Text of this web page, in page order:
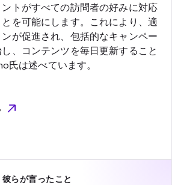
トがすべての訪問者の好みに対応
を可能にします。これにより、適
が促進され、包括的なキャンペー
、コンテンツを毎日更新すること
氏は述べています。
彼らが言ったこと